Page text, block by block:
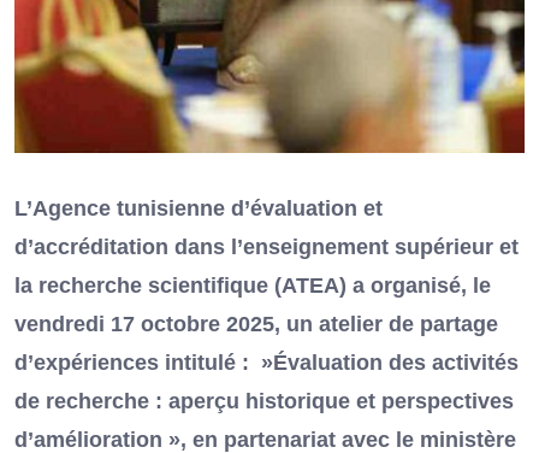
L’Agence tunisienne d’évaluation et
d’accréditation dans l’enseignement supérieur et
la recherche scientifique (ATEA) a organisé, le
vendredi 17 octobre 2025, un atelier de partage
d’expériences intitulé : »Évaluation des activités
de recherche : aperçu historique et perspectives
d’amélioration », en partenariat avec le ministère